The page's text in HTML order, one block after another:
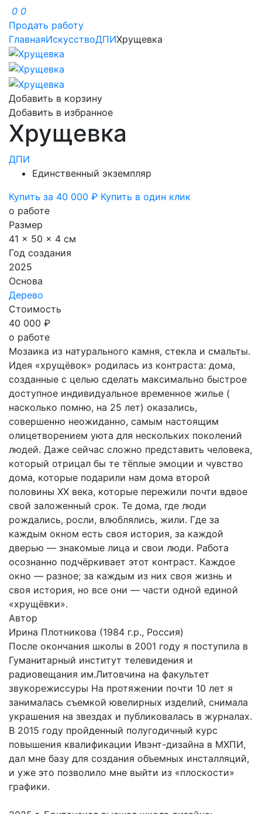
0 0
Продать работу
ГлавнаяИскусствоДПИХрущевка
Добавить в корзину
Добавить в избранное
Хрущевка
ДПИ
Единственный экземпляр
Купить за 40 000 ₽ Купить в один клик
о работе
Размер
41 x 50 x 4 см
Год создания
2025
Основа
Дерево
Стоимость
40 000 ₽
о работе
Мозаика из натурального камня, стекла и смальты.
Идея «хрущёвок» родилась из контраста: дома,
созданные с целью сделать максимально быстрое
доступное индивидуальное временное жилье (
насколько помню, на 25 лет) оказались,
совершенно неожиданно, самым настоящим
олицетворением уюта для нескольких поколений
людей. Даже сейчас сложно представить человека,
который отрицал бы те тёплые эмоции и чувство
дома, которые подарили нам дома второй
половины XX века, которые пережили почти вдвое
свой заложенный срок. Те дома, где люди
рождались, росли, влюблялись, жили. Где за
каждым окном есть своя история, за каждой
дверью — знакомые лица и свои люди. Работа
осознанно подчёркивает этот контраст. Каждое
окно — разное; за каждым из них своя жизнь и
своя история, но все они — части одной единой
«хрущёвки».
Автор
Ирина Плотникова (1984 г.р., Россия)
После окончания школы в 2001 году я поступила в
Гуманитарный институт телевидения и
радиовещания им.Литовчина на факультет
звукорежиссуры На протяжении почти 10 лет я
занималась съемкой ювелирных изделий, снимала
украшения на звездах и публиковалась в журналах.
В 2015 году пройденный полугодичный курс
повышения квалификации Ивэнт-дизайна в МХПИ,
дал мне базу для создания объемных инсталляций,
и уже это позволило мне выйти из «плоскости»
графики.